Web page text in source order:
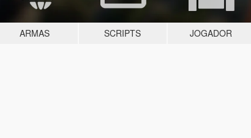
ARMAS SCRIPTS JOGADOR